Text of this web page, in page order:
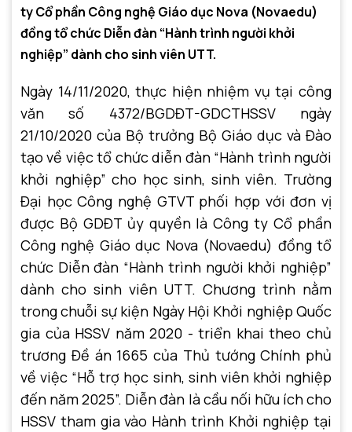
ty Cổ phần Công nghệ Giáo dục Nova (Novaedu)
đồng tổ chức Diễn đàn “Hành trình người khởi
nghiệp” dành cho sinh viên UTT.
Ngày 14/11/2020, thực hiện nhiệm vụ tại công
văn số 4372/BGDĐT-GDCTHSSV ngày
21/10/2020 của Bộ trưởng Bộ Giáo dục và Đào
tạo về việc tổ chức diễn đàn “Hành trình người
khởi nghiệp” cho học sinh, sinh viên. Trường
Đại học Công nghệ GTVT phối hợp với đơn vị
được Bộ GDĐT ủy quyền là Công ty Cổ phần
Công nghệ Giáo dục Nova (Novaedu) đồng tổ
chức Diễn đàn “Hành trình người khởi nghiệp”
dành cho sinh viên UTT. Chương trình nằm
trong chuỗi sự kiện Ngày Hội Khởi nghiệp Quốc
gia của HSSV năm 2020 - triển khai theo chủ
trương Đề án 1665 của Thủ tướng Chính phủ
về việc “Hỗ trợ học sinh, sinh viên khởi nghiệp
đến năm 2025”. Diễn đàn là cầu nối hữu ích cho
HSSV tham gia vào Hành trình Khởi nghiệp tại